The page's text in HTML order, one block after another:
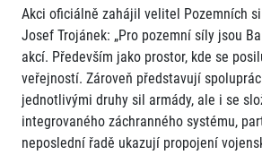
Akci oficiálně zahájil velitel Pozemních
Josef Trojánek: „Pro pozemní síly jsou
akcí. Především jako prostor, kde se
veřejností. Zároveň představují
jednotlivými druhy sil armády, ale i se
integrovaného záchranného systému,
neposlední řadě ukazují propojení